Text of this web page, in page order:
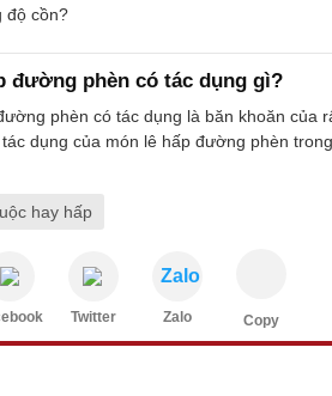
độ cồn?
đường phèn có tác dụng gì?
phèn có tác dụng là băn khoăn của
dụng của món lê hấp đường phèn
hay hấp
Twitter
Zalo
Zalo Copy